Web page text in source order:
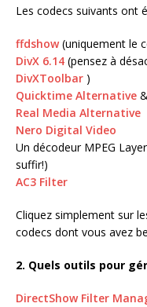
Les codecs suivants ont
ffdshow(uniquement le
DivX 6.14 (pensez à
DivXToolbar )
Quicktime Alternative
Real Media Alternative
Nero Digital Video
Un décodeur MPEG
suffir!)
AC3 Filter
Cliquez simplement sur
codecs dont vous avez
2. Quels outils pour
DirectShow Filter